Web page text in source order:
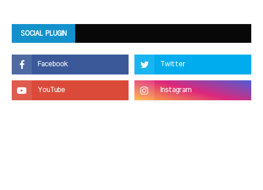
SOCIAL PLUGIN